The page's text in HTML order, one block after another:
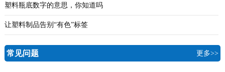
塑料瓶底数字的意思，你知道吗
让塑料制品告别“有色”标签
常见问题 更多>>